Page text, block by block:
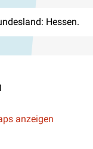
Hessen.
anzeigen